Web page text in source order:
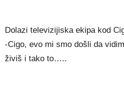
Dolazi televizijiska ekipa kod
-Cigo, evo mi smo došli da
živiš i tako to…..